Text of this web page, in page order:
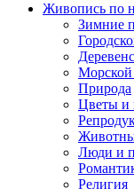
Живопись по
Зимние
Морской
Природа
Цветы и
Люди и
Религия